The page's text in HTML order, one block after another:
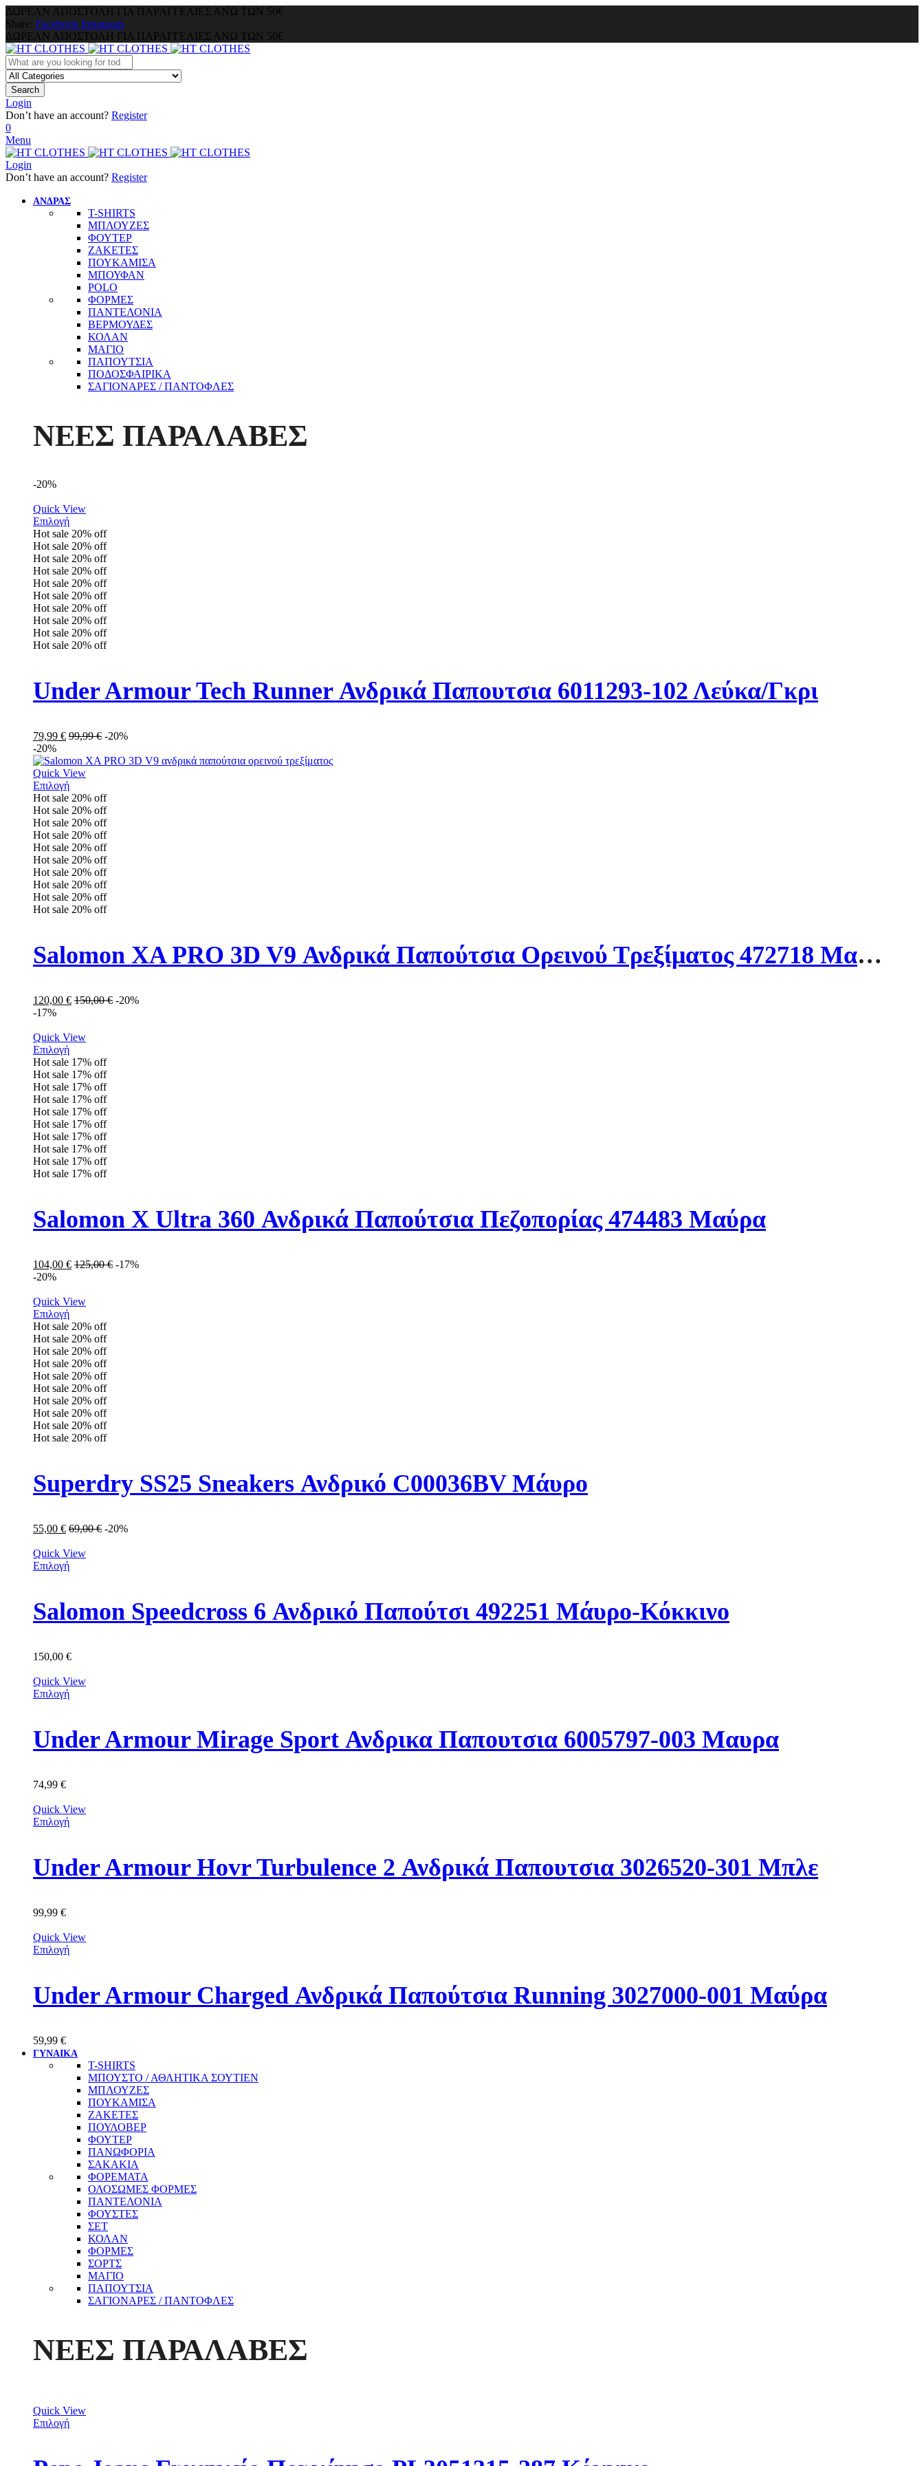
ΔΩΡΕΑΝ ΑΠΟΣΤΟΛΗ ΓΙΑ ΠΑΡΑΓΓΕΛΙΕΣ ΑΝΩ ΤΩΝ 50€
Share: Facebook Instagram
ΔΩΡΕΑΝ ΑΠΟΣΤΟΛΗ ΓΙΑ ΠΑΡΑΓΓΕΛΙΕΣ ΑΝΩ ΤΩΝ 50€
Search
Login
Don’t have an account? Register
0
Menu
Login
Don’t have an account? Register
ΑΝΔΡΑΣ
T-SHIRTS
ΜΠΛΟΥΖΕΣ
ΦΟΥΤΕΡ
ΖΑΚΕΤΕΣ
ΠΟΥΚΑΜΙΣΑ
ΜΠΟΥΦΑΝ
POLO
ΦΟΡΜΕΣ
ΠΑΝΤΕΛΟΝΙΑ
ΒΕΡΜΟΥΔΕΣ
ΚΟΛΑΝ
ΜΑΓΙΟ
ΠΑΠΟΥΤΣΙΑ
ΠΟΔΟΣΦΑΙΡΙΚΑ
ΣΑΓΙΟΝΑΡΕΣ / ΠΑΝΤΟΦΛΕΣ
ΝΕΕΣ ΠΑΡΑΛΑΒΕΣ
-20%
Quick View
Επιλογή
Hot sale 20% off
Hot sale 20% off
Hot sale 20% off
Hot sale 20% off
Hot sale 20% off
Hot sale 20% off
Hot sale 20% off
Hot sale 20% off
Hot sale 20% off
Hot sale 20% off
Under Armour Tech Runner Ανδρικά Παπουτσια 6011293-102 Λεύκα/Γκρι
79,99 € 99,99€ -20%
-20%
Quick View
Επιλογή
Hot sale 20% off
Hot sale 20% off
Hot sale 20% off
Hot sale 20% off
Hot sale 20% off
Hot sale 20% off
Hot sale 20% off
Hot sale 20% off
Hot sale 20% off
Hot sale 20% off
Salomon XA PRO 3D V9 Ανδρικά Παπούτσια Ορεινού Τρεξίματος 472718 Μαύρα
120,00 € 150,00€ -20%
-17%
Quick View
Επιλογή
Hot sale 17% off
Hot sale 17% off
Hot sale 17% off
Hot sale 17% off
Hot sale 17% off
Hot sale 17% off
Hot sale 17% off
Hot sale 17% off
Hot sale 17% off
Hot sale 17% off
Salomon X Ultra 360 Ανδρικά Παπούτσια Πεζοπορίας 474483 Μαύρα
104,00 € 125,00€ -17%
-20%
Quick View
Επιλογή
Hot sale 20% off
Hot sale 20% off
Hot sale 20% off
Hot sale 20% off
Hot sale 20% off
Hot sale 20% off
Hot sale 20% off
Hot sale 20% off
Hot sale 20% off
Hot sale 20% off
Superdry SS25 Sneakers Ανδρικό C00036BV Μάυρο
55,00 € 69,00€ -20%
Quick View
Επιλογή
Salomon Speedcross 6 Ανδρικό Παπούτσι 492251 Μάυρο-Κόκκινο
150,00 €
Quick View
Επιλογή
Under Armour Mirage Sport Ανδρικα Παπουτσια 6005797-003 Μαυρα
74,99 €
Quick View
Επιλογή
Under Armour Hovr Turbulence 2 Ανδρικά Παπουτσια 3026520-301 Μπλε
99,99 €
Quick View
Επιλογή
Under Armour Charged Ανδρικά Παπούτσια Running 3027000-001 Μαύρα
59,99 €
ΓΥΝΑΙΚΑ
T-SHIRTS
ΜΠΟΥΣΤΟ / ΑΘΛΗΤΙΚΑ ΣΟΥΤΙΕΝ
ΜΠΛΟΥΖΕΣ
ΠΟΥΚΑΜΙΣΑ
ΖΑΚΕΤΕΣ
ΠΟΥΛΟΒΕΡ
ΦΟΥΤΕΡ
ΠΑΝΩΦΟΡΙΑ
ΣΑΚΑΚΙΑ
ΦΟΡΕΜΑΤΑ
ΟΛΟΣΩΜΕΣ ΦΟΡΜΕΣ
ΠΑΝΤΕΛΟΝΙΑ
ΦΟΥΣΤΕΣ
ΣΕΤ
ΚΟΛΑΝ
ΦΟΡΜΕΣ
ΣΟΡΤΣ
ΜΑΓΙΟ
ΠΑΠΟΥΤΣΙΑ
ΣΑΓΙΟΝΑΡΕΣ / ΠΑΝΤΟΦΛΕΣ
ΝΕΕΣ ΠΑΡΑΛΑΒΕΣ
Quick View
Επιλογή